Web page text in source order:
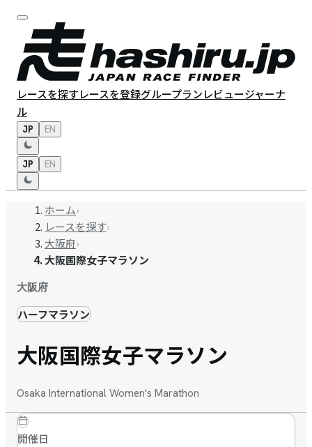
レースを探すレースを登録グループランレビュージャーナ
ル
JP EN
JP EN
ホーム›
レースを探す›
大阪府›
大阪国際女子マラソン
大阪府
ハーフマラソン
大阪国際女子マラソン
Osaka International Women's Marathon
開催日